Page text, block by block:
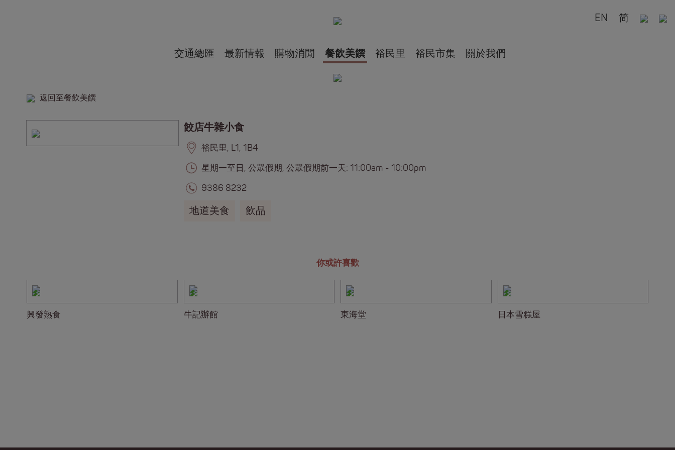
EN 简
交通總匯 最新情報 購物消閒 餐飲美饌 裕民里 裕民市集 關於我們
返回至餐飲美饌
餃店牛雜小食
裕民里, L1, 1B4
星期一至日, 公眾假期, 公眾假期前一天: 11:00am - 10:00pm
9386 8232
地道美食 飲品
你或許喜歡
興發熟食 牛記辦館 東海堂 日本雪糕屋